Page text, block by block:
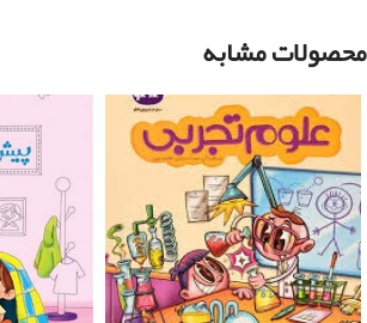
محصولات مشابه